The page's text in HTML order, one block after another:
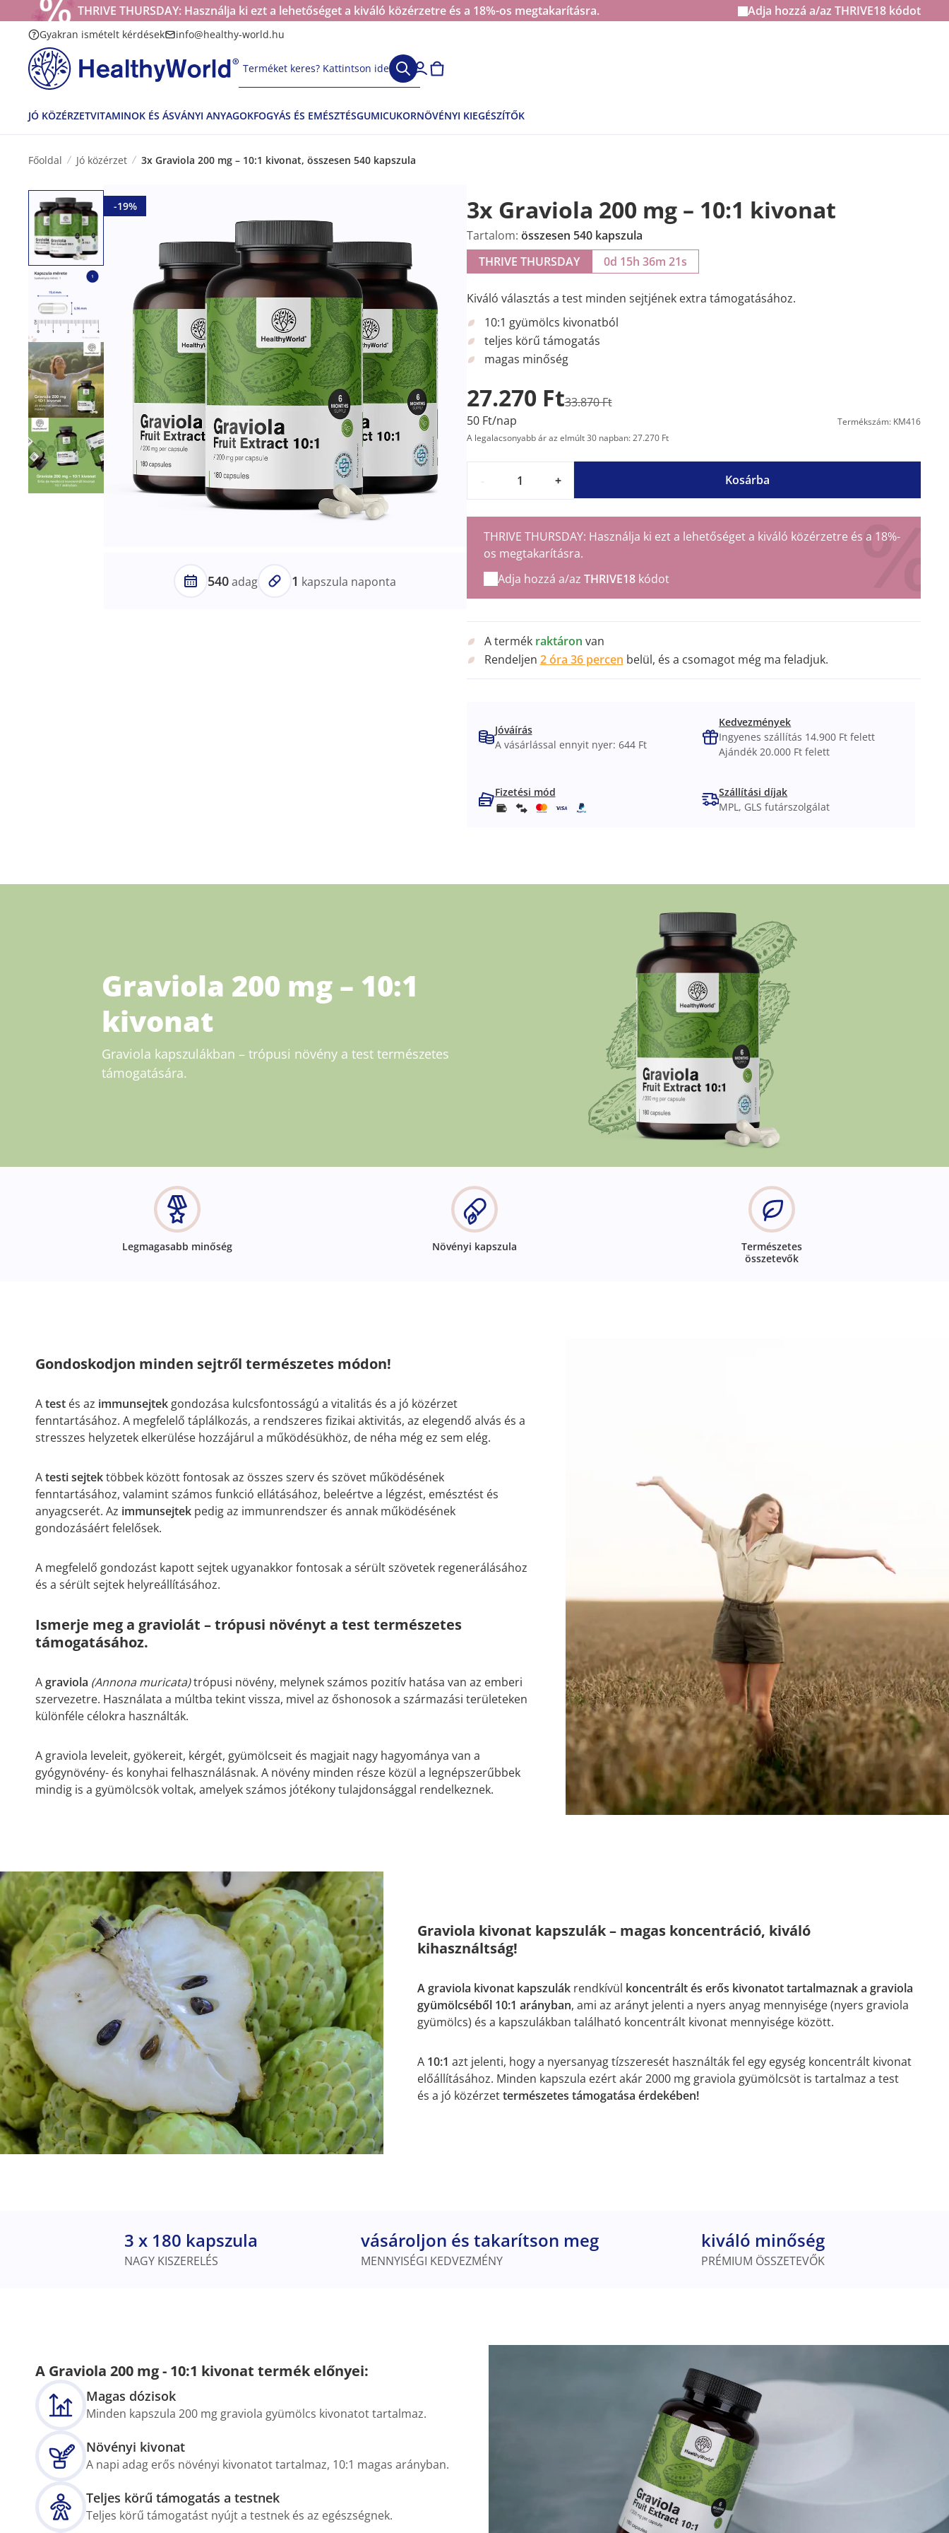
THRIVE THURSDAY: Használja ki ezt a lehetőséget a kiváló közérzetre és a 18%-os megtakarításra. Adja hozzá a/az THRIVE18 kódot
Gyakran ismételt kérdések info@healthy-world.hu
Terméket keres? Kattintson ide
JÓ KÖZÉRZETVITAMINOK ÉS ÁSVÁNYI ANYAGOKFOGYÁS ÉS EMÉSZTÉSGUMICUKORNÖVÉNYI KIEGÉSZÍTŐK
Főoldal Jó közérzet 3x Graviola 200 mg – 10:1 kivonat, összesen 540 kapszula
-19%
540adag 1 kapszula naponta
3x Graviola 200 mg – 10:1 kivonat
Tartalom: összesen 540 kapszula
THRIVE THURSDAY
0d 15h 36m 20s
Kiváló választás a test minden sejtjének extra támogatásához.
10:1 gyümölcs kivonatból
teljes körű támogatás
magas minőség
27.270 Ft33.870 Ft
50 Ft/nap
Termékszám: KM416
A legalacsonyabb ár az elmúlt 30 napban: 27.270 Ft
+ Kosárba
THRIVE THURSDAY: Használja ki ezt a lehetőséget a kiváló közérzetre és a 18%-
os megtakarításra.
Adja hozzá a/az THRIVE18kódot
A termék raktáron van
Rendeljen 2 óra 36 percen belül, és a csomagot még ma feladjuk.
Jóváírás
A vásárlással ennyit nyer: 644 Ft
Kedvezmények
Ingyenes szállítás 14.900 Ft felett
Ajándék 20.000 Ft felett
Fizetési mód
Szállítási díjak
MPL, GLS futárszolgálat
Graviola 200 mg – 10:1
kivonat
Graviola kapszulákban – trópusi növény a test természetes
támogatására.
Legmagasabb minőség Növényi kapszula
Természetes
összetevők
Gondoskodjon minden sejtről természetes módon!
Atest és az immunsejtek gondozása kulcsfontosságú a vitalitás és a jó közérzet
fenntartásához. A megfelelő táplálkozás, a rendszeres fizikai aktivitás, az elegendő alvás és a
stresszes helyzetek elkerülése hozzájárul a működésükhöz, de néha még ez sem elég.
Atesti sejtektöbbek között fontosak az összes szerv és szövet működésének
fenntartásához, valamint számos funkció ellátásához, beleértve a légzést, emésztést és
anyagcserét. Az immunsejtek pedig az immunrendszer és annak működésének
gondozásáért felelősek.
A megfelelő gondozást kapott sejtek ugyanakkor fontosak a sérült szövetek regenerálásához
és a sérült sejtek helyreállításához.
Ismerje meg a graviolát – trópusi növényt a test természetes
támogatásához.
Agraviola (Annona muricata)trópusi növény, melynek számos pozitív hatása van az emberi
szervezetre. Használata a múltba tekint vissza, mivel az őshonosok a származási területeken
különféle célokra használták.
A graviola leveleit, gyökereit, kérgét, gyümölcseit és magjait nagy hagyománya van a
gyógynövény- és konyhai felhasználásnak. A növény minden része közül a legnépszerűbbek
mindig is a gyümölcsök voltak, amelyek számos jótékony tulajdonsággal rendelkeznek.
Graviola kivonat kapszulák – magas koncentráció, kiváló
kihasználtság!
A graviola kivonat kapszulák rendkívül koncentrált és erős kivonatot tartalmaznak a graviola
gyümölcséből 10:1 arányban, ami az arányt jelenti a nyers anyag mennyisége (nyers graviola
gyümölcs) és a kapszulákban található koncentrált kivonat mennyisége között.
A 10:1 azt jelenti, hogy a nyersanyag tízszeresét használták fel egy egység koncentrált kivonat
előállításához. Minden kapszula ezért akár 2000 mg graviola gyümölcsöt is tartalmaz a test
és a jó közérzettermészetes támogatása érdekében!
3 x 180 kapszula
NAGY KISZERELÉS
vásároljon és takarítson meg
MENNYISÉGI KEDVEZMÉNY
kiváló minőség
PRÉMIUM ÖSSZETEVŐK
A Graviola 200 mg - 10:1 kivonat termék előnyei:
Magas dózisok
Minden kapszula 200 mg graviola gyümölcs kivonatot tartalmaz.
Növényi kivonat
A napi adag erős növényi kivonatot tartalmaz, 10:1 magas arányban.
Teljes körű támogatás a testnek
Teljes körű támogatást nyújt a testnek és az egészségnek.